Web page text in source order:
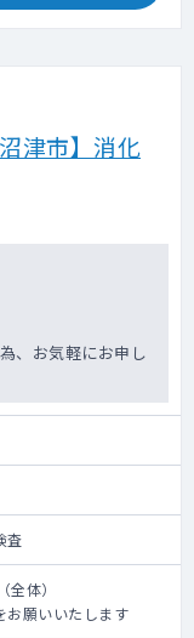
津市】消化
、お気軽にお申し
査
体）
お願いいたします